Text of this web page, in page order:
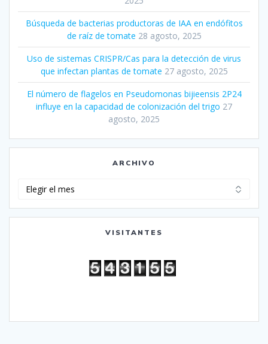
Búsqueda de bacterias productoras de IAA en endófitos
de raíz de tomate 28 agosto, 2025
Uso de sistemas CRISPR/Cas para la detección de virus
que infectan plantas de tomate 27 agosto, 2025
El número de flagelos en Pseudomonas bijieensis 2P24
influye en la capacidad de colonización del trigo 27
agosto, 2025
ARCHIVO
VISITANTES